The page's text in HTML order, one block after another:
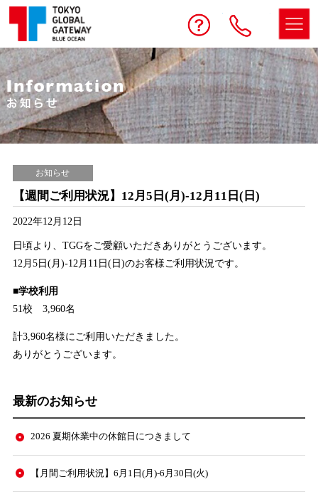
お問い合わせ電話
お知らせ
【週間ご利用状況】12月5日(月)-12月11日(日)
2022年12月12日
日頃より、TGGをご愛顧いただきありがとうございます。
12月5日(月)-12月11日(日)のお客様ご利用状況です。
■学校利用
51校 3,960名
計3,960名様にご利用いただきました。
ありがとうございます。
最新のお知らせ
2026 夏期休業中の休館日につきまして
【月間ご利用状況】6月1日(月)-6月30日(火)